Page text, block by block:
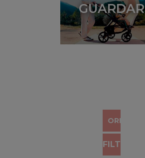
GUARDAR
ORDEM

FILTRO